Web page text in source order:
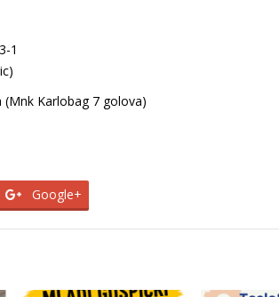
1
Karlobag 7 golova)
Google+